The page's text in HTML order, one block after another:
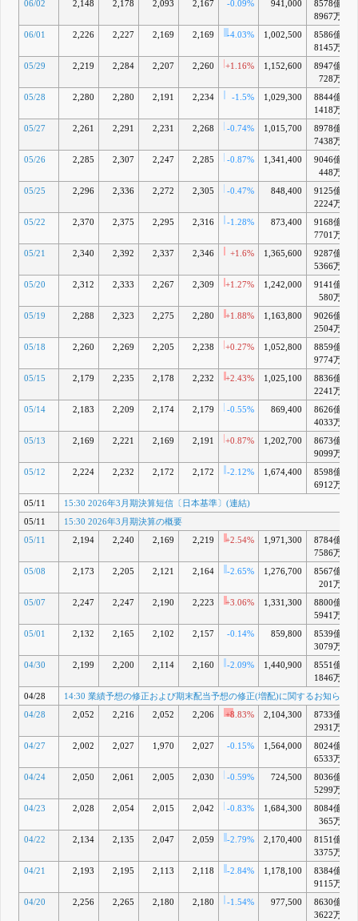
06/02 2,148 2,178 2,093 2,167 -0.09% 941,000
8578億
8967万
06/01 2,226 2,227 2,169 2,169 -4.03% 1,002,500
8586億
8145万
05/29 2,219 2,284 2,207 2,260 +1.16% 1,152,600
8947億
728万
05/28 2,280 2,280 2,191 2,234 -1.5% 1,029,300
8844億
1418万
05/27 2,261 2,291 2,231 2,268 -0.74% 1,015,700
8978億
7438万
05/26 2,285 2,307 2,247 2,285 -0.87% 1,341,400
9046億
448万
05/25 2,296 2,336 2,272 2,305 -0.47% 848,400
9125億
2224万
05/22 2,370 2,375 2,295 2,316 -1.28% 873,400
9168億
7701万
05/21 2,340 2,392 2,337 2,346 +1.6% 1,365,600
9287億
5366万
05/20 2,312 2,333 2,267 2,309 +1.27% 1,242,000
9141億
580万
05/19 2,288 2,323 2,275 2,280 +1.88% 1,163,800
9026億
2504万
05/18 2,260 2,269 2,205 2,238 +0.27% 1,052,800
8859億
9774万
05/15 2,179 2,235 2,178 2,232 +2.43% 1,025,100
8836億
2241万
05/14 2,183 2,209 2,174 2,179 -0.55% 869,400
8626億
4033万
05/13 2,169 2,221 2,169 2,191 +0.87% 1,202,700
8673億
9099万
05/12 2,224 2,232 2,172 2,172 -2.12% 1,674,400
8598億
6912万
05/11
15:30 2026年3月期決算短信〔日本基準〕(連結)
05/11
15:30 2026年3月期決算の概要
05/11
2,194 2,240 2,169 2,219 +2.54% 1,971,300
8784億
7586万
05/08 2,173 2,205 2,121 2,164 -2.65% 1,276,700
8567億
201万
05/07 2,247 2,247 2,190 2,223 +3.06% 1,331,300
8800億
5941万
05/01 2,132 2,165 2,102 2,157 -0.14% 859,800
8539億
3079万
04/30 2,199 2,200 2,114 2,160 -2.09% 1,440,900
8551億
1846万
04/28
14:30 業績予想の修正および期末配当予想の修正(増配)に関するお知らせ
04/28
2,052 2,216 2,052 2,206 +8.83% 2,104,300
8733億
2931万
04/27 2,002 2,027 1,970 2,027 -0.15% 1,564,000
8024億
6533万
04/24
2,050 2,061 2,005 2,030 -0.59% 724,500
8036億
5299万
04/23 2,028 2,054 2,015 2,042 -0.83% 1,684,300
8084億
365万
04/22 2,134 2,135 2,047 2,059 -2.79% 2,170,400
8151億
3375万
04/21 2,193 2,195 2,113 2,118 -2.84% 1,178,100
8384億
9115万
04/20 2,256 2,265 2,180 2,180 -1.54% 977,500
8630億
3622万